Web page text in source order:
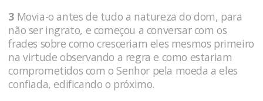
3 Movia-o antes de tudo a natureza do dom, para
não ser ingrato, e começou a conversar com os
frades sobre como cresceriam eles mesmos primeiro
na virtude observando a regra e como estariam
comprometidos com o Senhor pela moeda a eles
confiada, edificando o próximo.